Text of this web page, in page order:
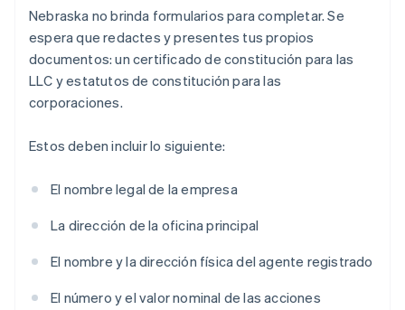
Nebraska no brinda formularios para completar. Se
espera que redactes y presentes tus propios
documentos: un certificado de constitución para las
LLC y estatutos de constitución para las
corporaciones.
Estos deben incluir lo siguiente:
El nombre legal de la empresa
La dirección de la oficina principal
El nombre y la dirección física del agente registrado
El número y el valor nominal de las acciones